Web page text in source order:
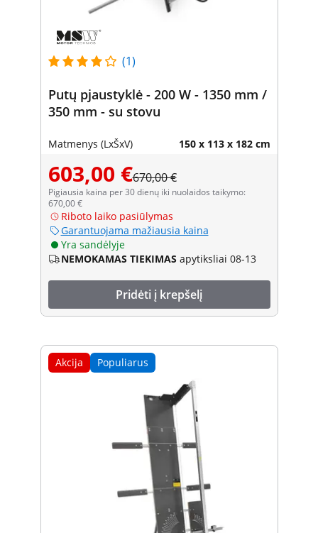
(1)
Putų pjaustyklė - 200 W - 1350 mm /
350 mm - su stovu
Matmenys (LxŠxV) 150 x 113 x 182 cm
603,00 €670,00 €
Pigiausia kaina per 30 dienų iki nuolaidos taikymo:
670,00 €
Riboto laiko pasiūlymas
Garantuojama mažiausia kaina
Yra sandėlyje
NEMOKAMAS TIEKIMAS apytiksliai 08-13
Pridėti į krepšelį
Akcija Populiarus